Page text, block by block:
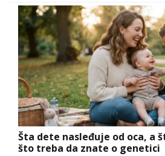
Šta dete nasleđuje od oca, a
što treba da znate o genetici